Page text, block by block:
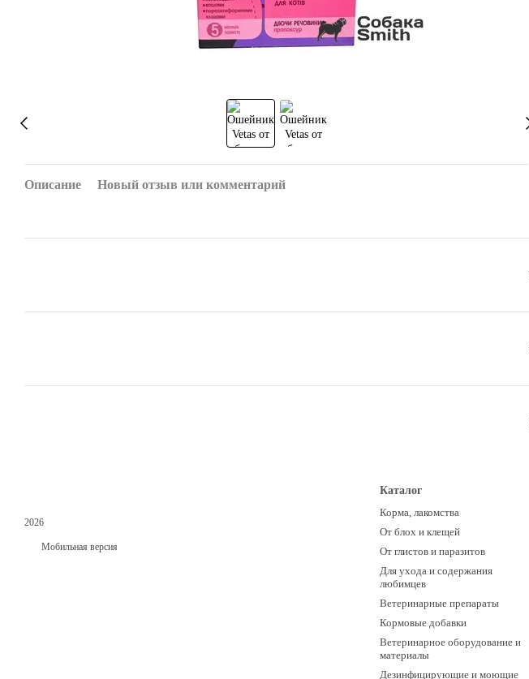
Описание Новый отзыв или комментарий
2026
Мобильная версия
Каталог
Корма, лакомства
От блох и клещей
От глистов и паразитов
Для ухода и содержания
любимцев
Ветеринарные препараты
Кормовые добавки
Ветеринарное оборудование и
материалы
Дезинфицирующие и моющие